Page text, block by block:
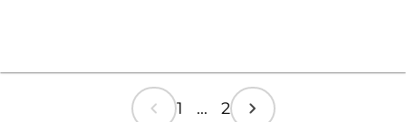
chevron_left 1 ... 2 chevron_right